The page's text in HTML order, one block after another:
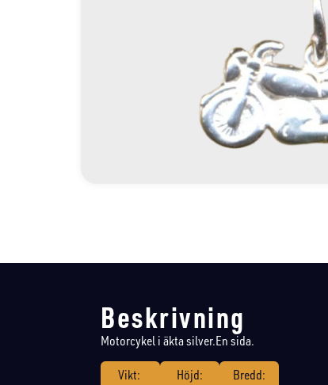
Beskrivning
Motorcykel i äkta silver.En sida.
Vikt:
Höjd:
Bredd: